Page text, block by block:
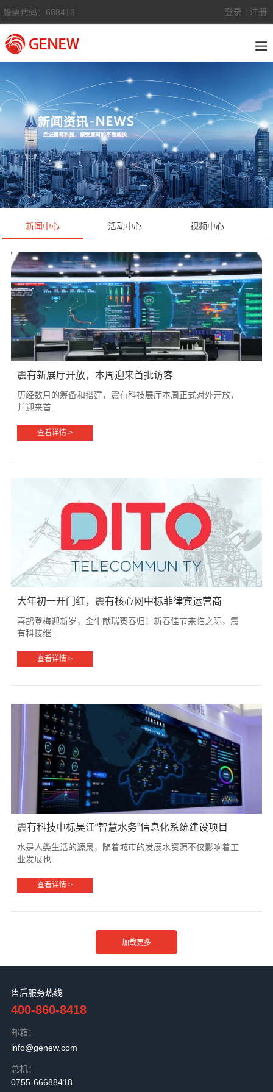
股票代码：688418 登录 注册
新闻中心 活动中心 视频中心
震有新展厅开放，本周迎来首批访客
历经数月的筹备和搭建，震有科技展厅本周正式对外开放，
并迎来首...
查看详情 >
大年初一开门红，震有核心网中标菲律宾运营商
喜鹊登梅迎新岁，金牛献瑞贺春归！新春佳节来临之际，震
有科技继...
查看详情 >
震有科技中标吴江“智慧水务”信息化系统建设项目
水是人类生活的源泉，随着城市的发展水资源不仅影响着工
业发展也...
查看详情 >
售后服务热线
400-860-8418
邮箱：
info@genew.com
总机：
0755-66688418